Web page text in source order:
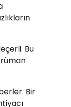
Bu
Bir